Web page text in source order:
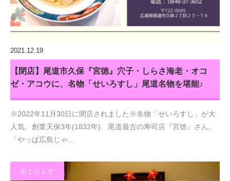
2021.12.19
【閉店】尾道市久保『宮徳』穴子・しらさ海老・オコ
ゼ・アコウに、名物「せいろすし」尾道名物を堪能♪
※2022年11月30日に閉店されました※名物「せいろすし」が大
人気。創業天保3年(1832年)、尾道最古の寿司店『宮徳』さん。
「やっぱ広島じゃ…
おとりよせ